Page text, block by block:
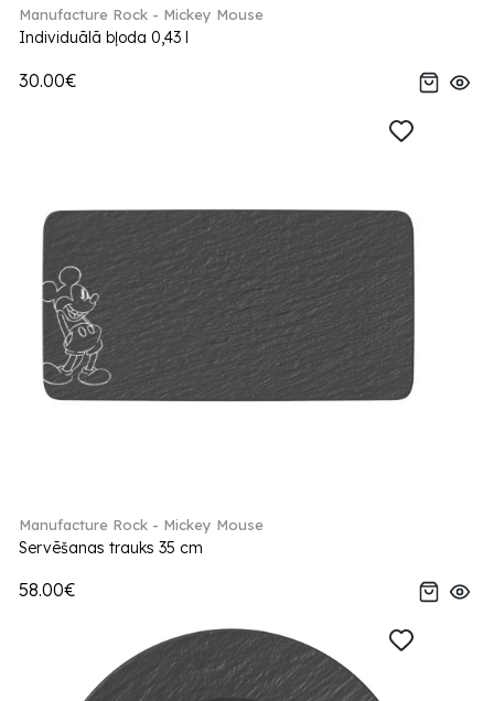
Manufacture Rock - Mickey Mouse
Individuālā bļoda 0,43 l
30.00€
Manufacture Rock - Mickey Mouse
Servēšanas trauks 35 cm
58.00€